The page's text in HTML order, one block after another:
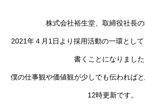
株式会社裕生堂、取締役社長の
2021年４月1日より採用活動の一環とし
書くことになりました
僕の仕事観や価値観が少しでも伝われば
12時更新です。